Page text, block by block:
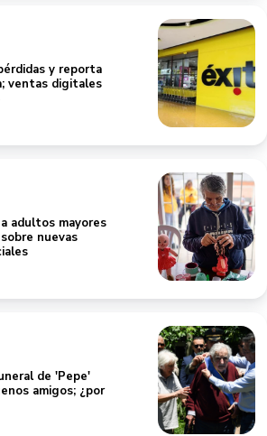
y reporta
ventas digitales
adultos mayores
nuevas
de 'Pepe'
amigos; ¿por